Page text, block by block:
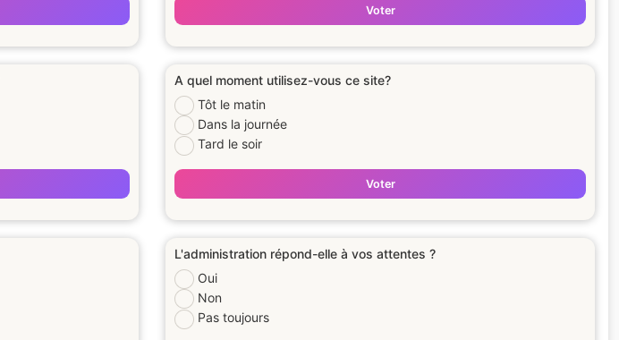
Voter
A quel moment utilisez-vous ce site?
Tôt le matin
Dans la journée
Tard le soir
Voter
L'administration répond-elle à vos attentes ?
Oui
Non
Pas toujours